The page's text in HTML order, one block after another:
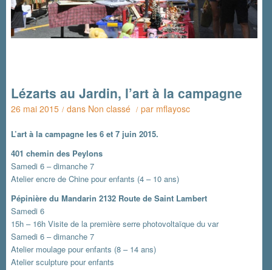
Lézarts au Jardin, l’art à la campagne
26 mai 2015 / dans Non classé / par mflayosc
L’art à la campagne les 6 et 7 juin 2015.
401 chemin des Peylons
Samedi 6 – dimanche 7
Atelier encre de Chine pour enfants (4 – 10 ans)
Pépinière du Mandarin 2132 Route de Saint Lambert
Samedi 6
15h – 16h Visite de la première serre photovoltaïque du var
Samedi 6 – dimanche 7
Atelier moulage pour enfants (8 – 14 ans)
Atelier sculpture pour enfants